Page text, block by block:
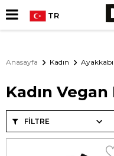
TR
Anasayfa Kadın Ayakkabı
Kadın
FILTRE